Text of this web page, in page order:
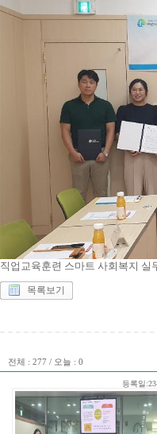
직업교육훈련 스마트 사회복지 실
목록보기
전체 : 277 / 오늘 : 0
등록일